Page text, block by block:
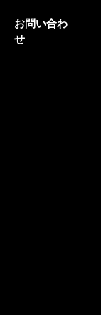
お問い合わ
せ